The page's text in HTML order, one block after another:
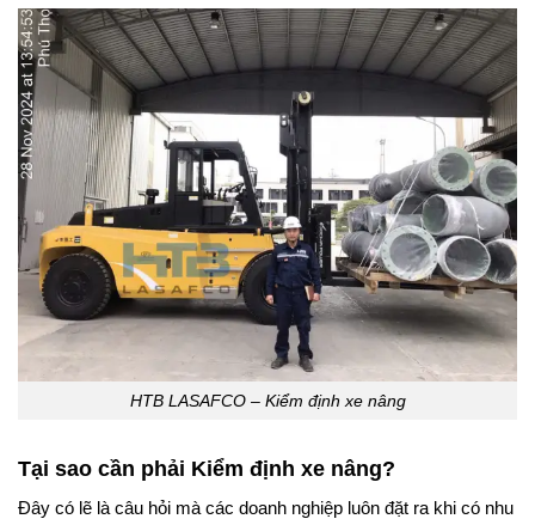
HTB LASAFCO – Kiểm định xe nâng
Tại sao cần phải Kiểm định xe nâng?
Đây có lẽ là câu hỏi mà các doanh nghiệp luôn đặt ra khi có nhu